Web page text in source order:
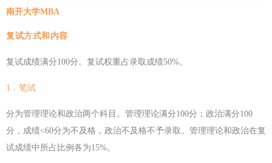
南开大学MBA
复试方式和内容
复试成绩满分100分。复试权重占录取成绩50%。
1．笔试
分为管理理论和政治两个科目。管理理论满分100分；政治满分100
分，成绩<60分为不及格，政治不及格不予录取。管理理论和政治在复
试成绩中所占比例各为15%。